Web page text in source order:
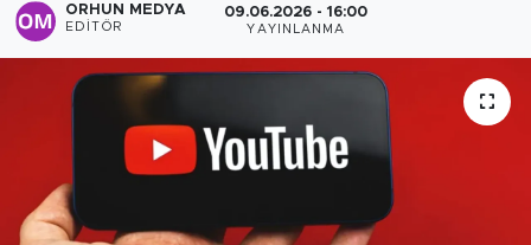
ORHUN MEDYA
EDITÖR
09.06.2026 - 16:00
YAYINLANMA